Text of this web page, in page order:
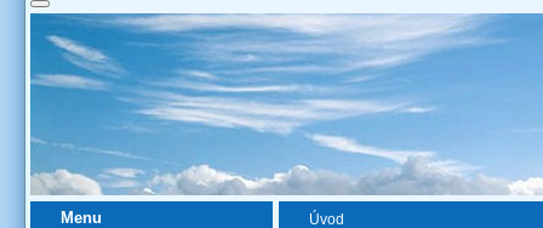
Úvod
Menu